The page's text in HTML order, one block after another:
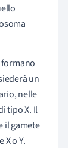
formano
un
nelle
tipo X. Il
il gamete
o Y.